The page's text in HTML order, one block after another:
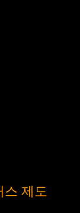
스 제도